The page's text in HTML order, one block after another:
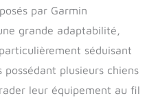
par Garmin
grande adaptabilité,
séduisant
possédant plusieurs chiens
leur équipement au fil